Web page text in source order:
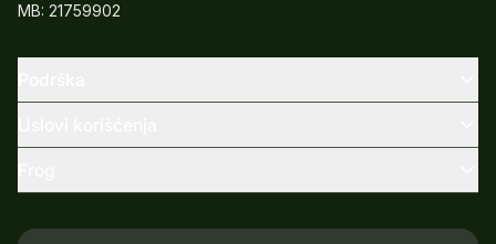
MB: 21759902